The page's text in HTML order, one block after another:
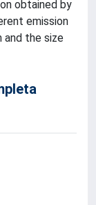
obtained by
emission
the size